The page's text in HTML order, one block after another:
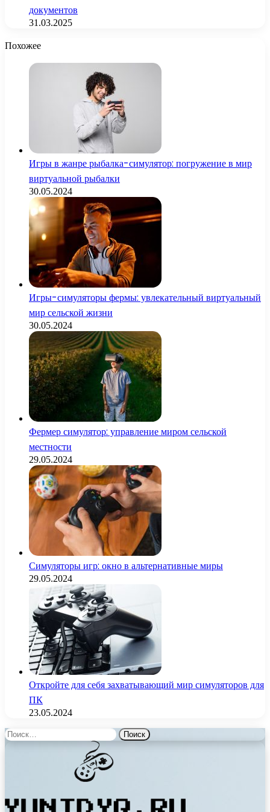
документов
31.03.2025
Похожее
Игры в жанре рыбалка-симулятор: погружение в мир
виртуальной рыбалки
30.05.2024
Игры-симуляторы фермы: увлекательный виртуальный
мир сельской жизни
30.05.2024
Фермер симулятор: управление миром сельской
местности
29.05.2024
Симуляторы игр: окно в альтернативные миры
29.05.2024
Откройте для себя захватывающий мир симуляторов для
ПК
23.05.2024
Найти: